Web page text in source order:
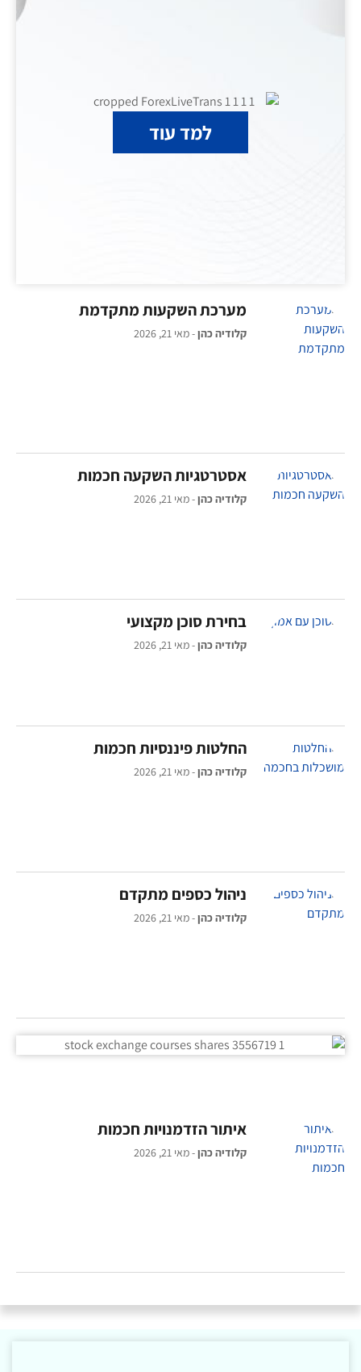
למד עוד
מערכת השקעות מתקדמת
קלודיה כהן מאי 21, 2026
אסטרטגיות השקעה חכמות
קלודיה כהן מאי 21, 2026
בחירת סוכן מקצועי
קלודיה כהן מאי 21, 2026
החלטות פיננסיות חכמות
קלודיה כהן מאי 21, 2026
ניהול כספים מתקדם
קלודיה כהן מאי 21, 2026
איתור הזדמנויות חכמות
קלודיה כהן מאי 21, 2026